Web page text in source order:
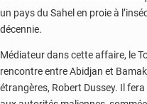
un pays du Sahel en proie à
décennie.
Médiateur dans cette affaire, le
rencontre entre Abidjan et
étrangères, Robert Dussey. Il